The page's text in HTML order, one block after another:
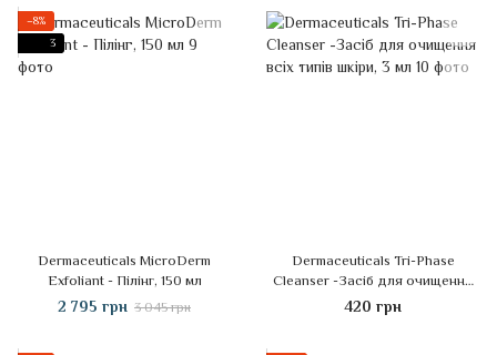
−8%
3
Dermaceuticals MicroDerm
Exfoliant - Пілінг, 150 мл
2 795 грн 3 045 грн
Dermaceuticals Tri-Phase
Cleanser -Засіб для очищення
всіх типів шкіри, 3 мл
420 грн